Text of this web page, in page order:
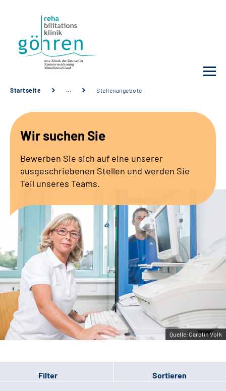
Ihre Reha
Krankheitsbilder
Karriere
Erweiterte Suche
Leichte Sprache
Gebärdensprache
Startseite … Stellenangebote
Wir suchen Sie
Bewerben Sie sich auf eine unserer
ausgeschriebenen Stellen und werden Sie
Teil unseres Teams.
Quelle:Carolin Volk
Filter Sortieren